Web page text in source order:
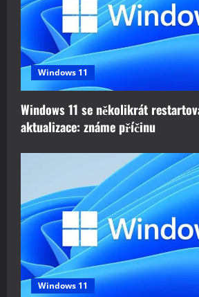
Windows 11
Windows 11 se několikrát
aktualizace: známe příčinu
Windows 11